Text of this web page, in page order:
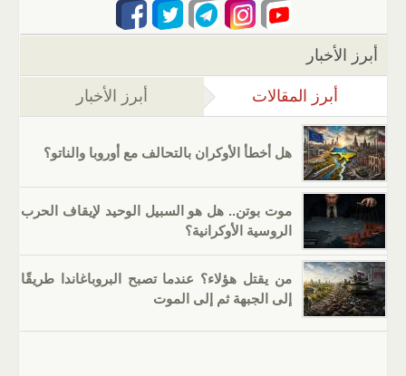
أبرز الأخبار
أبرز المقالات (علامة التبويب النشطة)
أبرز الأخبار
هل أخطأ الأوكران بالتحالف مع أوروبا والناتو؟
موت بوتن.. هل هو السبيل الوحيد لإيقاف الحرب
الروسية الأوكرانية؟
من يقتل هؤلاء؟ عندما تصبح البروباغاندا طريقًا
إلى الجبهة ثم إلى الموت